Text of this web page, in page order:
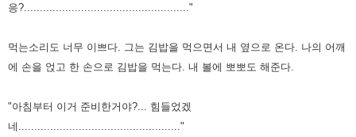
응?...................................................."
먹는소리도 너무 이쁘다. 그는 김밥을 먹으면서 내 옆으로 온다. 나의 어깨
에 손을 얹고 한 손으로 김밥을 먹는다. 내 볼에 뽀뽀도 해준다.
"아침부터 이거 준비한거야?... 힘들었겠
네..................................................."